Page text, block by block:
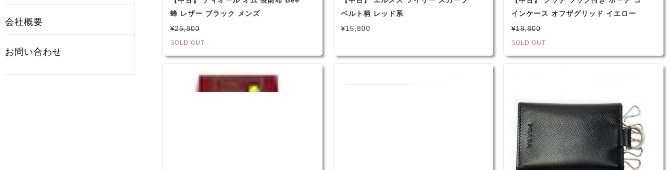
会社概要
お問い合わせ
蜂 レザー ブラック メンズ
¥25,800
SOLD OUT
ベルト柄 レッド系
¥15,800
インケース オフザグリッド イエロー
645056 メンズ レディース
¥18,800
SOLD OUT